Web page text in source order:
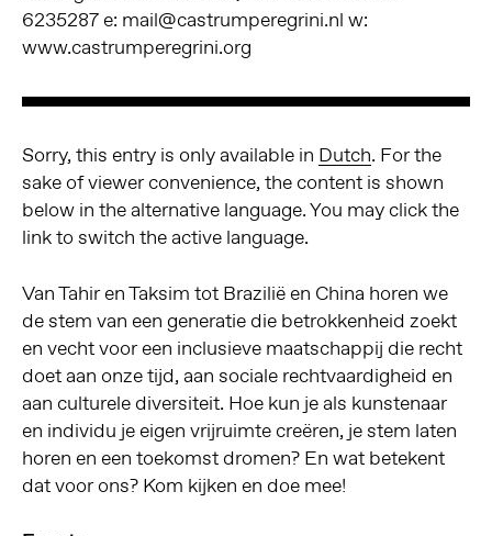
6235287 e: mail@castrumperegrini.nl w:
www.castrumperegrini.org
Sorry, this entry is only available in Dutch. For the
sake of viewer convenience, the content is shown
below in the alternative language. You may click the
link to switch the active language.
Van Tahir en Taksim tot Brazilië en China horen we
de stem van een generatie die betrokkenheid zoekt
en vecht voor een inclusieve maatschappij die recht
doet aan onze tijd, aan sociale rechtvaardigheid en
aan culturele diversiteit. Hoe kun je als kunstenaar
en individu je eigen vrijruimte creëren, je stem laten
horen en een toekomst dromen? En wat betekent
dat voor ons? Kom kijken en doe mee!